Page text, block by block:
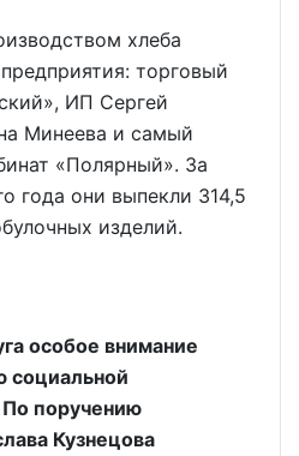
хлеба
торговый
ИП Сергей
Минеева и самый
«Полярный». За
года они выпекли 314,5
изделий.
особое внимание
социальной
По поручению
Кузнецова